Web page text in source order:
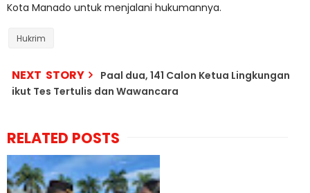
Kota Manado untuk menjalani hukumannya.
Hukrim
NEXT STORY
Paal dua, 141 Calon Ketua Lingkungan
ikut Tes Tertulis dan Wawancara
RELATED POSTS